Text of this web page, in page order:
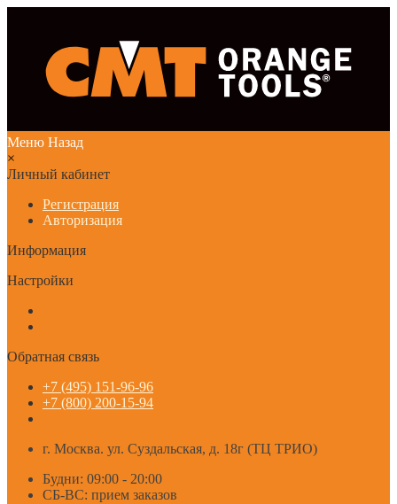
Меню Назад
×
Личный кабинет
Регистрация
Авторизация
Информация
Настройки
Обратная связь
+7 (495) 151-96-96
+7 (800) 200-15-94
г. Москва. ул. Суздальская, д. 18г (ТЦ ТРИО)
Будни: 09:00 - 20:00
СБ-ВС: прием заказов